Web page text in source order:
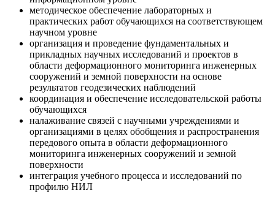
методическое обеспечение лабораторных и
практических работ обучающихся на соответствующем
научном уровне
организация и проведение фундаментальных и
прикладных научных исследований и проектов в
области деформационного мониторинга инженерных
сооружений и земной поверхности на основе
результатов геодезических наблюдений
координация и обеспечение исследовательской работы
обучающихся
налаживание связей с научными учреждениями и
организациями в целях обобщения и распространения
передового опыта в области деформационного
мониторинга инженерных сооружений и земной
поверхности
интеграция учебного процесса и исследований по
профилю НИЛ